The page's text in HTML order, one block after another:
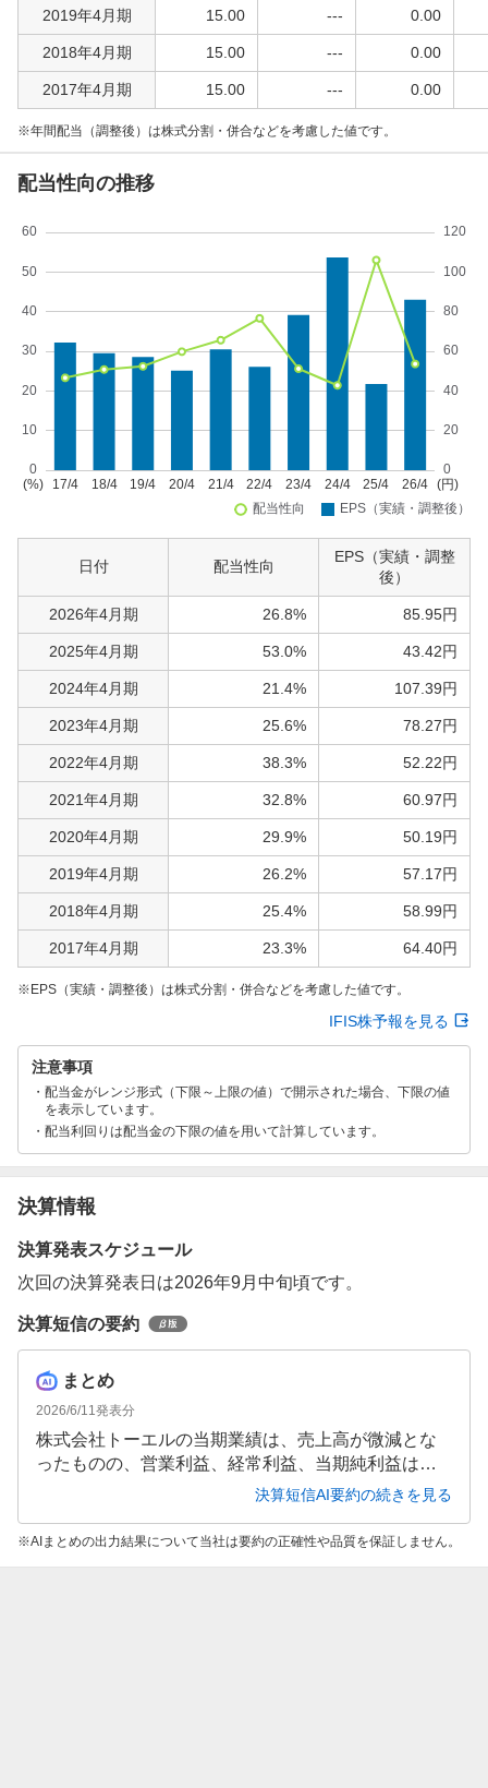
2019年4月期 15.00 --- 0.00
2018年4月期 15.00 --- 0.00
2017年4月期 15.00 --- 0.00
年間配当（調整後）は株式分割・併合などを考慮した値です。
配当性向の推移
日付 配当性向
EPS（実績・調整
後）
2026年4月期 26.8% 85.95円
2025年4月期 53.0% 43.42円
2024年4月期 21.4% 107.39円
2023年4月期 25.6% 78.27円
2022年4月期 38.3% 52.22円
2021年4月期 32.8% 60.97円
2020年4月期 29.9% 50.19円
2019年4月期 26.2% 57.17円
2018年4月期 25.4% 58.99円
2017年4月期 23.3% 64.40円
EPS（実績・調整後）は株式分割・併合などを考慮した値です。
IFIS株予報を見る
注意事項
配当金がレンジ形式（下限～上限の値）で開示された場合、下限の値
を表示しています。
配当利回りは配当金の下限の値を用いて計算しています。
決算情報
決算発表スケジュール
次回の決算発表日は2026年9月中旬頃です。
決算短信の要約
まとめ
2026/6/11 発表分
株式会社トーエルの当期業績は、売上高が微減とな
ったものの、営業利益、経常利益、当期純利益は増
加しました。特に親会社株主に帰属する当期純利益
込むものの、利益面では減益予想となっています。
決算短信AI要約の続きを見る
AIまとめの出力結果について当社は要約の正確性や品質を保証しません。